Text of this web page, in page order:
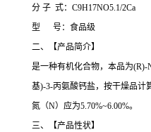
分 子 式：C9H17NO5.1/2Ca
型 号：食品级
二、【产品简介】
是一种有机化合物，本品为(R)-
基)-3-丙氨酸钙盐，按干燥品计
氮（N）应为5.70%~6.00%。
三、【产品性状】